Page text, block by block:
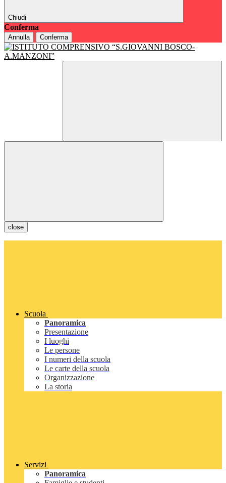
Chiudi
Conferma
Annulla Conferma
close
Scuola
Panoramica
Presentazione
I luoghi
Le persone
I numeri della scuola
Le carte della scuola
Organizzazione
La storia
Servizi
Panoramica